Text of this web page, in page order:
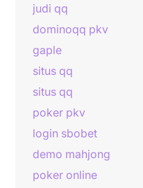
judi qq
dominoqq pkv
gaple
situs qq
situs qq
poker pkv
login sbobet
demo mahjong
poker online